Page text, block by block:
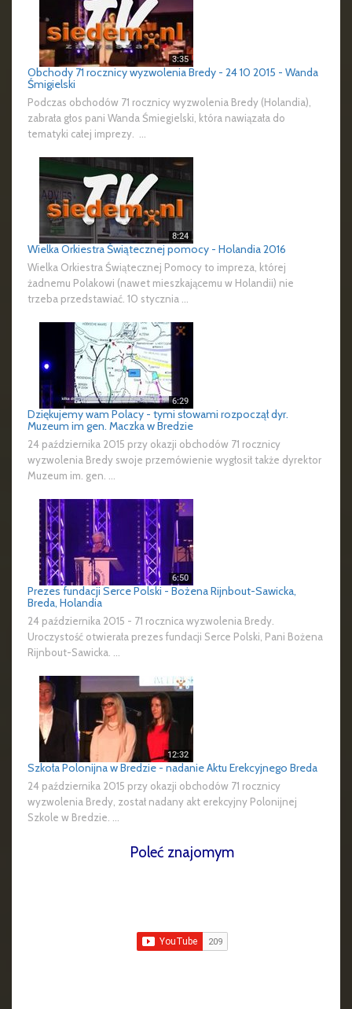
Obchody 71 rocznicy wyzwolenia Bredy - 24 10 2015 - Wanda
Śmigielski
Podczas obchodów 71 rocznicy wyzwolenia Bredy (Holandia),
zabrała głos pani Wanda Śmiegielski, która nawiązała do
tematyki całej imprezy. ...
Wielka Orkiestra Świątecznej pomocy - Holandia 2016
Wielka Orkiestra Świątecznej Pomocy to impreza, której
żadnemu Polakowi (nawet mieszkającemu w Holandii) nie
trzeba przedstawiać. 10 stycznia ...
Dziękujemy wam Polacy - tymi słowami rozpoczął dyr.
Muzeum im gen. Maczka w Bredzie
24 października 2015 przy okazji obchodów 71 rocznicy
wyzwolenia Bredy swoje przemówienie wygłosił także dyrektor
Muzeum im. gen. ...
Prezes fundacji Serce Polski - Bożena Rijnbout-Sawicka,
Breda, Holandia
24 października 2015 - 71 rocznica wyzwolenia Bredy.
Uroczystość otwierała prezes fundacji Serce Polski, Pani Bożena
Rijnbout-Sawicka. ...
Szkoła Polonijna w Bredzie - nadanie Aktu Erekcyjnego Breda
24 października 2015 przy okazji obchodów 71 rocznicy
wyzwolenia Bredy, został nadany akt erekcyjny Polonijnej
Szkole w Bredzie. ...
Poleć znajomym